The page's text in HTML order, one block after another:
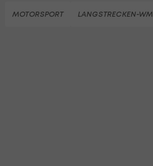
MOTORSPORT LANGSTRECKEN-WM